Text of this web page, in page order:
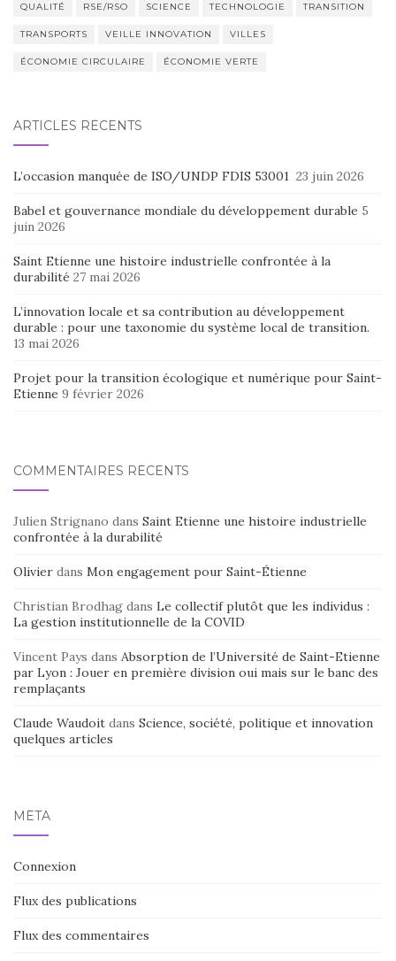
QUALITÉ RSE/RSO SCIENCE TECHNOLOGIE TRANSITION
TRANSPORTS VEILLE INNOVATION VILLES
ÉCONOMIE CIRCULAIRE ÉCONOMIE VERTE
ARTICLES RÉCENTS
L’occasion manquée de ISO/UNDP FDIS 53001 23 juin 2026
Babel et gouvernance mondiale du développement durable 5
juin 2026
Saint Etienne une histoire industrielle confrontée à la
durabilité 27 mai 2026
L’innovation locale et sa contribution au développement
durable : pour une taxonomie du système local de transition.
13 mai 2026
Projet pour la transition écologique et numérique pour Saint-
Etienne 9 février 2026
COMMENTAIRES RÉCENTS
Julien Strignano dans Saint Etienne une histoire industrielle
confrontée à la durabilité
Olivier dans Mon engagement pour Saint-Étienne
Christian Brodhag dans Le collectif plutôt que les individus :
La gestion institutionnelle de la COVID
Vincent Pays dans Absorption de l’Université de Saint-Etienne
par Lyon : Jouer en première division oui mais sur le banc des
remplaçants
Claude Waudoit dans Science, société, politique et innovation
quelques articles
MÉTA
Connexion
Flux des publications
Flux des commentaires